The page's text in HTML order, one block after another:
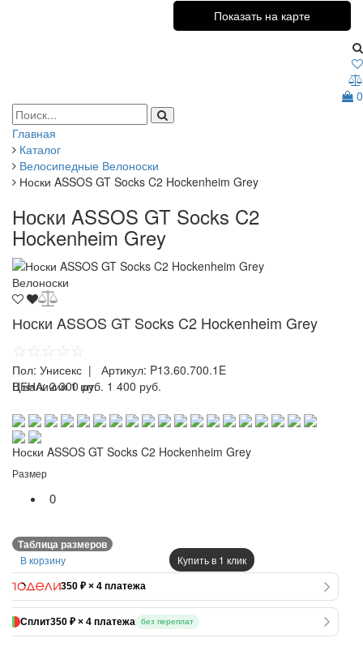
Показать на карте
0
Главная
Каталог
Велосипедные Велоноски
Носки ASSOS GT Socks C2 Hockenheim Grey
Носки ASSOS GT Socks C2
Hockenheim Grey
Велоноски
Носки ASSOS GT Socks C2 Hockenheim Grey
☆☆☆☆☆
Пол: Унисекс | Артикул: P13.60.700.1E
ЦЕНА:2 300 руб. 1 400 руб.
В наличии 1 шт.
Носки ASSOS GT Socks C2 Hockenheim Grey
Размер
0
Таблица размеров
В корзину Купить в 1 клик
350 ₽ × 4 платежа
Сплит350 ₽ × 4 платежа без переплат